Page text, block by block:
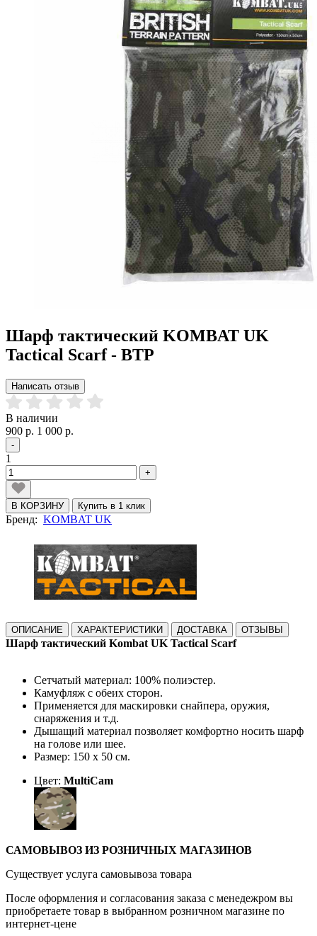
Шарф тактический KOMBAT UK
Tactical Scarf - BTP
Написать отзыв
В наличии
900 р. 1 000 р.
-
1
+
В КОРЗИНУ Купить в 1 клик
Бренд: KOMBAT UK
ОПИСАНИЕ ХАРАКТЕРИСТИКИ ДОСТАВКА ОТЗЫВЫ
Шарф тактический Kombat UK Tactical Scarf
Сетчатый материал: 100% полиэстер.
Камуфляж с обеих сторон.
Применяется для маскировки снайпера, оружия,
снаряжения и т.д.
Дышащий материал позволяет комфортно носить шарф
на голове или шее.
Размер: 150 х 50 см.
Цвет: MultiCam
САМОВЫВОЗ ИЗ РОЗНИЧНЫХ МАГАЗИНОВ
Существует услуга самовывоза товара
После оформления и согласования заказа с менедежром вы
приобретаете товар в выбранном розничном магазине по
интернет-цене